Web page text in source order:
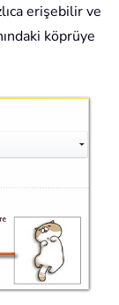
erişebilir ve
köprüye